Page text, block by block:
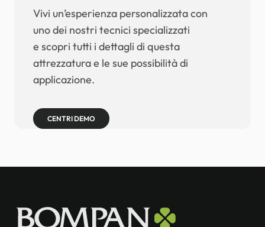
Vivi un’esperienza personalizzata con
uno dei nostri tecnici specializzati
e scopri tutti i dettagli di questa
attrezzatura e le sue possibilità di
applicazione.
CENTRI DEMO